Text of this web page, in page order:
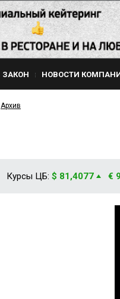
ЗАКОН НОВОСТИ
Архив
Курсы ЦБ: $ 81,4077 €